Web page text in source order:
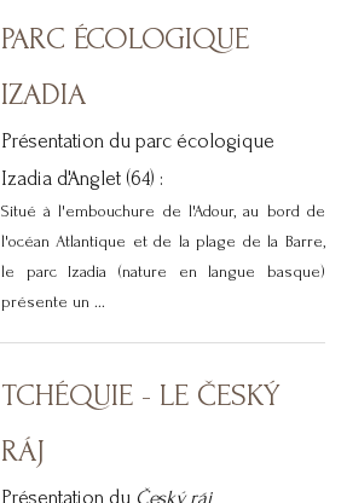
PARC ÉCOLOGIQUE
IZADIA
Présentation du parc écologique
Izadia d'Anglet (64) :
Situé à l'embouchure de l'Adour, au bord de
l'océan Atlantique et de la plage de la Barre,
le parc Izadia (nature en langue basque)
présente un ...
TCHÉQUIE - LE ČESKÝ
RÁJ
Présentation du Český ráj